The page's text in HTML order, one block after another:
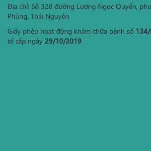
Địa chỉ: Số 328 đường Lương Ngọc Quyến,
Phùng, Thái Nguyên
Giấy phép hoạt động khám chữa bệnh số
tế cấp ngày 29/10/2019